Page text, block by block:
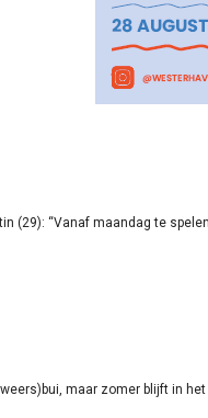
(29): “Vanaf maandag te
maar zomer blijft in het